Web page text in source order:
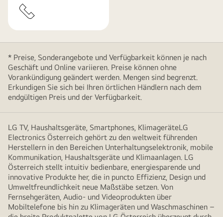
* Preise, Sonderangebote und Verfügbarkeit können je nach
Geschäft und Online variieren. Preise können ohne
Vorankündigung geändert werden. Mengen sind begrenzt.
Erkundigen Sie sich bei Ihren örtlichen Händlern nach dem
endgültigen Preis und der Verfügbarkeit.
LG TV, Haushaltsgeräte, Smartphones, KlimageräteLG
Electronics Österreich gehört zu den weltweit führenden
Herstellern in den Bereichen Unterhaltungselektronik, mobile
Kommunikation, Haushaltsgeräte und Klimaanlagen. LG
Österreich stellt intuitiv bedienbare, energiesparende und
innovative Produkte her, die in puncto Effizienz, Design und
Umweltfreundlichkeit neue Maßstäbe setzen. Von
Fernsehgeräten, Audio- und Videoprodukten über
Mobiltelefone bis hin zu Klimageräten und Waschmaschinen –